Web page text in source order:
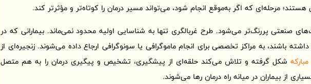
هستند؛ مرحله‌ای که اگر به‌موقع انجام شود، می‌تواند مسیر درمان را کوتاه‌تر و مؤثرتر کند.
صنعتی پررنگ‌تر می‌شود. طرح غربالگری تنها به شناسایی اولیه محدود نمی‌ماند. بیمارانی که در
باشند، به مراکز تخصصی برای انجام ماموگرافی یا سونوگرافی ارجاع داده می‌شوند. زنجیره‌ای از
شکل گرفته و تلاش می‌کند حلقه‌ای از پیشگیری، تشخیص و پیگیری درمان را به هم متصل
از بیماران در میانه راه درمان رها می‌شوند.